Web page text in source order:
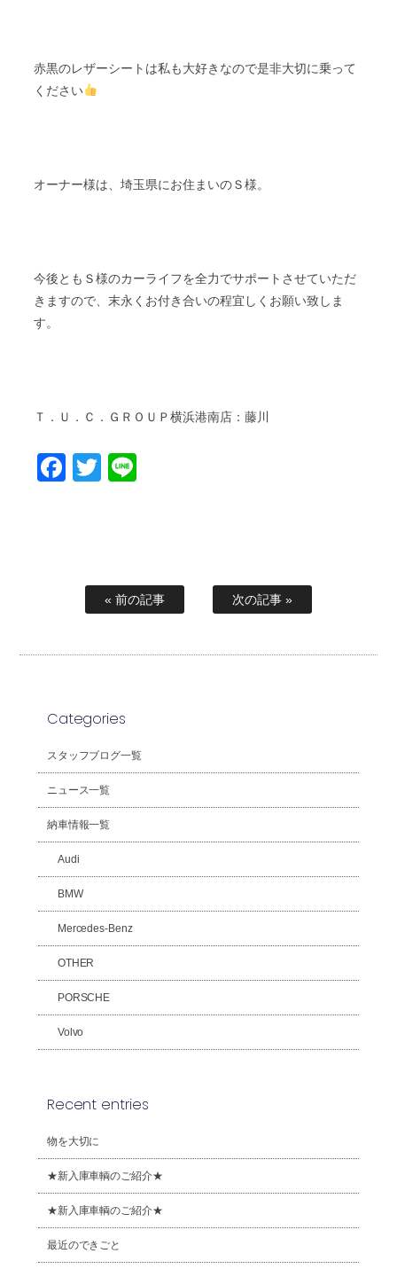
赤黒のレザーシートは私も大好きなので是非大切に乗って
ください
オーナー様は、埼玉県にお住まいのＳ様。
今後ともＳ様のカーライフを全力でサポートさせていただ
きますので、末永くお付き合いの程宜しくお願い致しま
す。
Ｔ．Ｕ．Ｃ．ＧＲＯＵＰ横浜港南店：藤川
Facebook
Twitter
« 前の記事 次の記事 »
Categories
スタッフブログ一覧
ニュース一覧
納車情報一覧
Audi
BMW
Mercedes-Benz
OTHER
PORSCHE
Volvo
Recent entries
物を大切に
★新入庫車輌のご紹介★
★新入庫車輌のご紹介★
最近のできごと